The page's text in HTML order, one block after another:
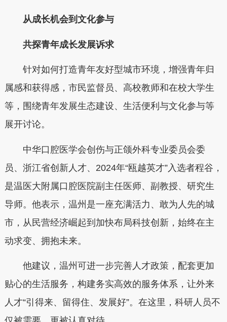
从成长机会到文化参与
共探青年成长发展诉求
针对如何打造青年友好型城市环境，增强青年归
属感和获得感，市民监督员、高校教师和在校大学生
等，围绕青年发展生态建设、生活便利与文化参与等
展开讨论。
中华口腔医学会创伤与正颌外科专业委员会委
员、浙江省创新人才、2024年“瓯越英才”入选者程谷，
是温医大附属口腔医院副主任医师、副教授、研究生
导师。他表示，温州是一座充满活力、敢为人先的城
市，从民营经济崛起到加快布局科技创新，始终在主
动求变、拥抱未来。
他建议，温州可进一步完善人才政策，配套更加
贴心的生活服务，构建务实高效的服务体系，让外来
人才“引得来、留得住、发展好”。在这里，科研人员不